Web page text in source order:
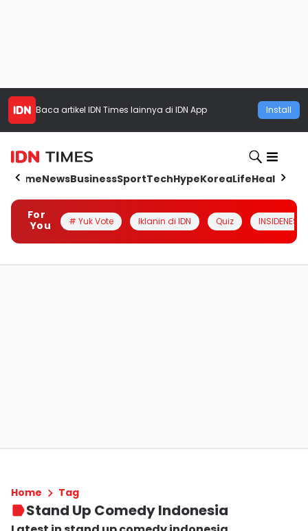
Baca artikel IDN Times lainnya di IDN App Install
HomeNewsBusinessSportTechHypeKoreaLifeHealth
For
You
# Yuk Vote Iklanin di IDN Quiz INSIDENESIA
Home Tag
Stand Up Comedy Indonesia